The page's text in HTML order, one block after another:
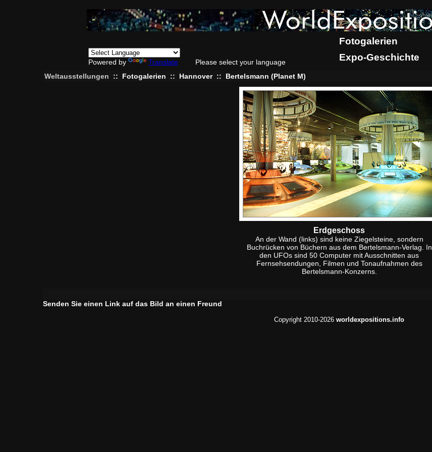
Powered by Translate Please select your language
Fotogalerien
Expo-Geschichte
Weltausstellungen :: Fotogalerien :: Hannover :: Bertelsmann (Planet M)
Erdgeschoss
An der Wand (links) sind keine Ziegelsteine, sondern
Buchrücken von Büchern aus dem Bertelsmann-Verlag. In
den UFOs sind 50 Computer mit Ausschnitten aus
Fernsehsendungen, Filmen und Tonaufnahmen des
Bertelsmann-Konzerns.
Senden Sie einen Link auf das Bild an einen Freund
Copyright 2010-2026 worldexpositions.info